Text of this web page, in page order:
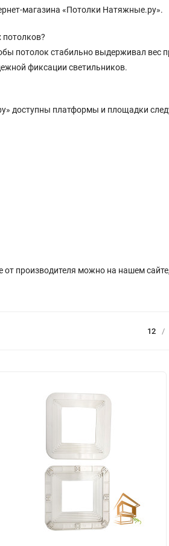
магазина «Потолки Натяжные.ру».
потолок стабильно выдерживал
фиксации светильников.
доступны платформы и площадки
производителя можно на нашем
12 /